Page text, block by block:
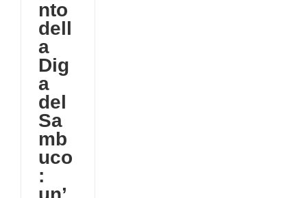
nto
dell
a
Dig
a
del
Sa
mb
uco
: